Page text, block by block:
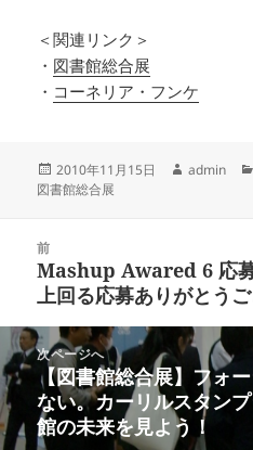
＜関連リンク＞
・ 図書館総合展
・ コーネリア・フンケ
投
稿
2010年11月15日
作
admin
図書館総合展
ゲ
ー
シ
ョ
ン
前
前
の
投
稿:
Mashup Awared 6 応
上回る応募ありがとう
次ページへ
次
の
投
【図書館総合展】フォ
ない。カーリルスタン
館の未来を見よう！